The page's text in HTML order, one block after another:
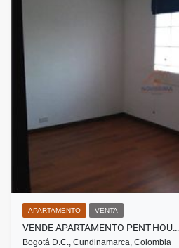
APARTAMENTO VENTA
VENDE APARTAMENTO PENT-HOU…
Bogotá D.C., Cundinamarca, Colombia